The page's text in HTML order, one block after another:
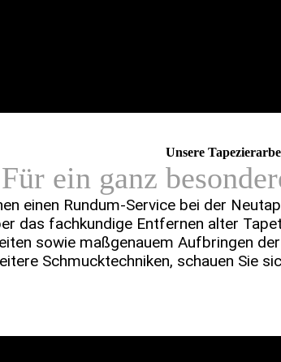
Unsere
Für ein ganz
einen Rundum-Service bei der
das fach­­kundige Entfernen alter
sowie maß­genauem Auf­bringen
Schmuck­­techniken, schauen Sie